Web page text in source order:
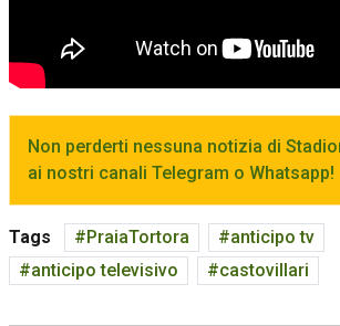
Non perderti nessuna notizia di
ai nostri canali Telegram o Whatsapp!
Tags PraiaTortora
anticipo tv
anticipo televisivo
castovillari